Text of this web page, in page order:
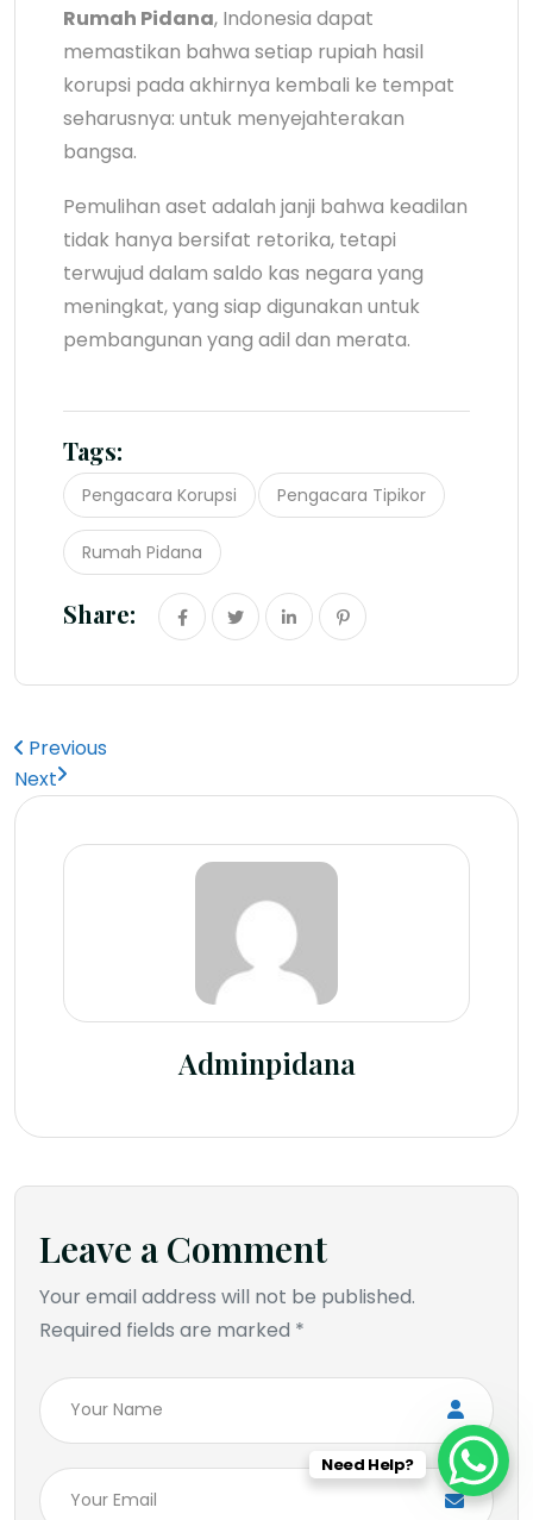
Rumah Pidana, Indonesia dapat
memastikan bahwa setiap rupiah hasil
korupsi pada akhirnya kembali ke tempat
seharusnya: untuk menyejahterakan
bangsa.
Pemulihan aset adalah janji bahwa keadilan
tidak hanya bersifat retorika, tetapi
terwujud dalam saldo kas negara yang
meningkat, yang siap digunakan untuk
pembangunan yang adil dan merata.
Tags:
Pengacara Korupsi Pengacara Tipikor
Rumah Pidana
Share:
Previous
Next
Adminpidana
Leave a Comment
Your email address will not be published.
Required fields are marked *
Need Help?